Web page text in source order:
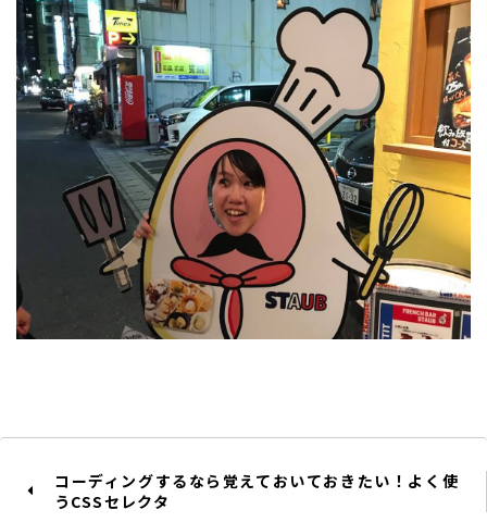
コーディングするなら覚えておいておきたい！よく使
うCSSセレクタ